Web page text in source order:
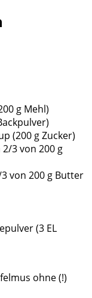
g Mehl)
(200 g Zucker)
3 von 200 g
von 200 g Butter
(3 EL
ohne (!)